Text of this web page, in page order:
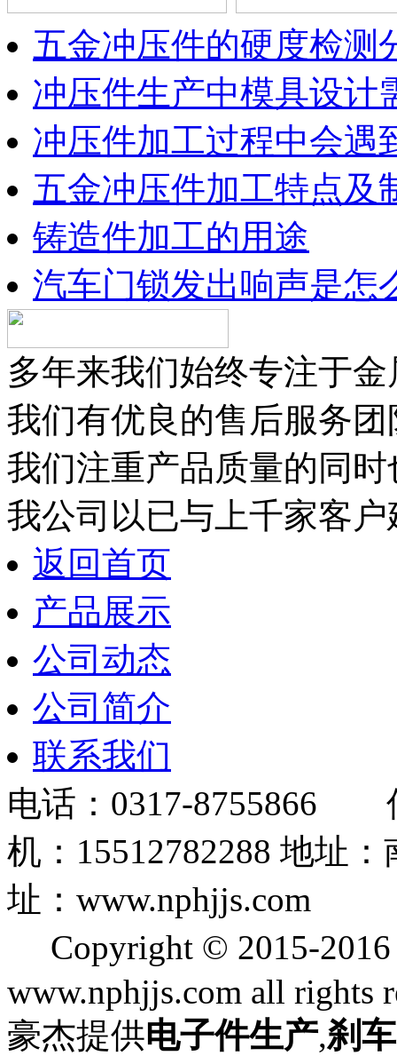
五金冲压件的硬度检测
冲压件生产中模具设计
冲压件加工过程中会遇
五金冲压件加工特点及
铸造件加工的用途
汽车门锁发出响声是怎
多年来我们始终专注于
我们有优良的售后服务团
我们注重产品质量的同
我公司以已与上千家客
返回首页
产品展示
公司动态
公司简介
联系我们
电话：0317-8755866
机：15512782288 地
址：www.nphjjs.com
Copyright © 2015-
www.nphjjs.com all rights
豪杰提供电子件生产,刹